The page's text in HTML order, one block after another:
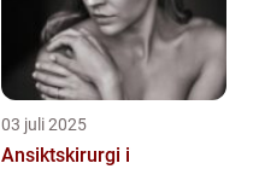
03 juli 2025
Ansiktskirurgi i